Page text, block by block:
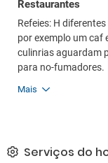
Restaurantes
Refeies: H
por exemplo um caf
culinrias aguardam
para no-fumadores.
Mais
Serviços do